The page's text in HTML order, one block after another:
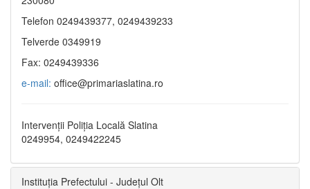
Telefon 0249439377, 0249439233
Telverde 0349919
Fax: 0249439336
e-mail: office@primariaslatina.ro
Intervenții Poliția Locală Slatina
0249954, 0249422245
Instituția Prefectului - Județul Olt